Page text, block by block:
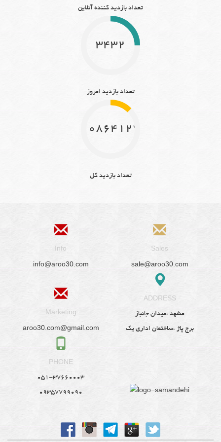
تعداد بازدید کننده آنلاین
3432
تعداد بازدید امروز
10864127
تعداد بازدید کل
Info
info@aroo30.com
Sales
sale@aroo30.com
Marketing
aroo30.com@gmail.com
ADDRESS
مشهد ،میدان جانباز
برج پاژ ،ساختمان اداری یک
PHONE
051-37660003
09357799090